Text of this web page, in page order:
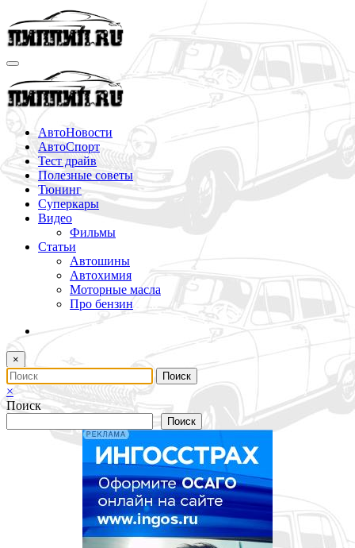
Перейти
к
содержимому
АвтоНовости
АвтоСпорт
Тест драйв
Полезные советы
Тюнинг
Суперкары
Видео
Фильмы
Статьи
Автошины
Автохимия
Моторные масла
Про бензин
×
×
Поиск
Поиск